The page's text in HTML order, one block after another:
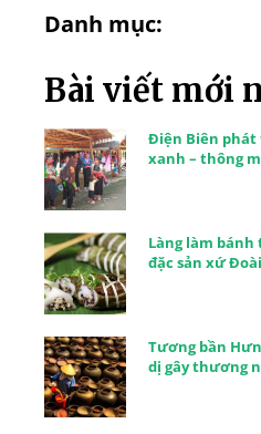
Danh mục:
Bài viết mới
Điện Biên
xanh – thông
Làng làm
đặc sản xứ Đoài
Tương bần
dị gây thương